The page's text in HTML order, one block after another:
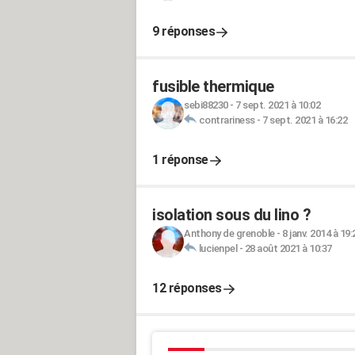
9 réponses
fusible thermique
sebi88230- 7 sept. 2021 à 10:02
contrariness- 7 sept. 2021 à 16:22
1 réponse
isolation sous du lino ?
Anthony de grenoble- 8 janv. 2014 à
lucienpel - 28 août 2021 à 10:37
12 réponses